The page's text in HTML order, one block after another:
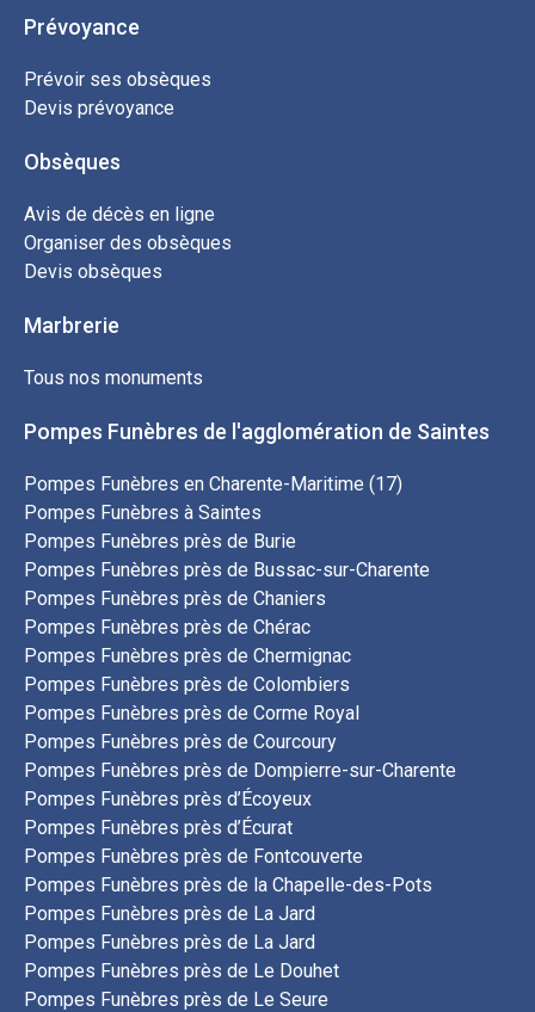
Prévoyance
Prévoir ses obsèques
Devis prévoyance
Obsèques
Avis de décès en ligne
Organiser des obsèques
Devis obsèques
Marbrerie
Tous nos monuments
Pompes Funèbres de l'agglomération de Saintes
Pompes Funèbres en Charente-Maritime (17)
Pompes Funèbres à Saintes
Pompes Funèbres près de Burie
Pompes Funèbres près de Bussac-sur-Charente
Pompes Funèbres près de Chaniers
Pompes Funèbres près de Chérac
Pompes Funèbres près de Chermignac
Pompes Funèbres près de Colombiers
Pompes Funèbres près de Corme Royal
Pompes Funèbres près de Courcoury
Pompes Funèbres près de Dompierre-sur-Charente
Pompes Funèbres près d’Écoyeux
Pompes Funèbres près d’Écurat
Pompes Funèbres près de Fontcouverte
Pompes Funèbres près de la Chapelle-des-Pots
Pompes Funèbres près de La Jard
Pompes Funèbres près de La Jard
Pompes Funèbres près de Le Douhet
Pompes Funèbres près de Le Seure